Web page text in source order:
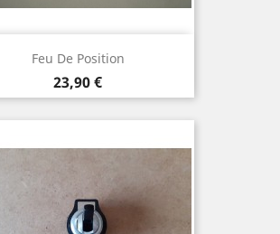
Feu De Position
Prix
23,90 €